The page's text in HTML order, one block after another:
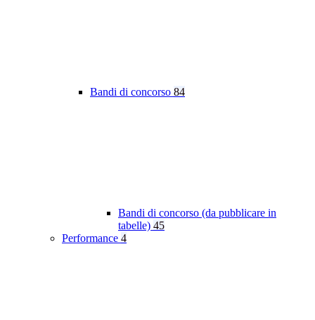
Bandi di concorso 84
Bandi di concorso (da pubblicare in
tabelle) 45
Performance 4